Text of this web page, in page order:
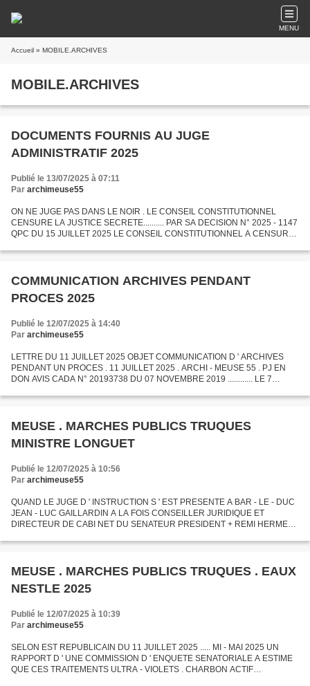
MENU
Accueil » MOBILE.ARCHIVES
MOBILE.ARCHIVES
DOCUMENTS FOURNIS AU JUGE
ADMINISTRATIF 2025
Publié le 13/07/2025 à 07:11
Par archimeuse55
ON NE JUGE PAS DANS LE NOIR . LE CONSEIL CONSTITUTIONNEL
CENSURE LA JUSTICE SECRETE.......... PAR SA DECISION N° 2025 - 1147
QPC DU 15 JUILLET 2025 LE CONSEIL CONSTITUTIONNEL A CENSURE
COMMUNICATION ARCHIVES PENDANT
PROCES 2025
Publié le 12/07/2025 à 14:40
Par archimeuse55
LETTRE DU 11 JUILLET 2025 OBJET COMMUNICATION D ' ARCHIVES
PENDANT UN PROCES . 11 JUILLET 2025 . ARCHI - MEUSE 55 . PJ EN
DON AVIS CADA N° 20193738 DU 07 NOVEMBRE 2019 ............ LE 7
administratifs...
MEUSE . MARCHES PUBLICS TRUQUES
MINISTRE LONGUET
Publié le 12/07/2025 à 10:56
Par archimeuse55
QUAND LE JUGE D ' INSTRUCTION S ' EST PRESENTE A BAR - LE - DUC
JEAN - LUC GAILLARDIN A LA FOIS CONSEILLER JURIDIQUE ET
DIRECTEUR DE CABI NET DU SENATEUR PRESIDENT + REMI HERMENT
DE LA...
MEUSE . MARCHES PUBLICS TRUQUES . EAUX
NESTLE 2025
Publié le 12/07/2025 à 10:39
Par archimeuse55
SELON EST REPUBLICAIN DU 11 JUILLET 2025 ..... MI - MAI 2025 UN
RAPPORT D ' UNE COMMISSION D ' ENQUETE SENATORIALE A ESTIME
QUE CES TRAITEMENTS ULTRA - VIOLETS . CHARBON ACTIF